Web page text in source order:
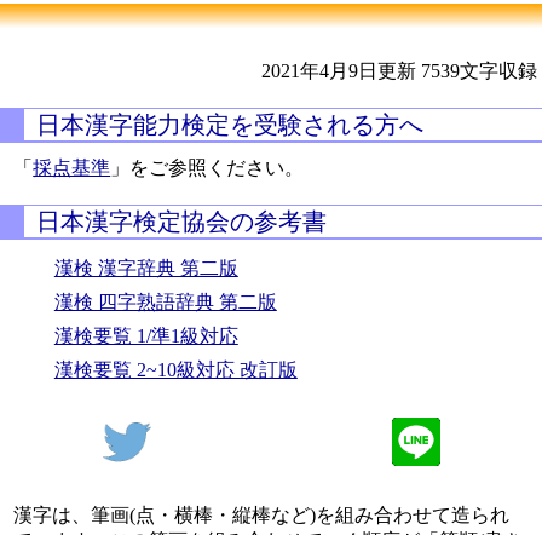
2021年4月9日更新 7539文字収録
日本漢字能力検定を受験される方へ
「採点基準 」をご参照ください。
日本漢字検定協会の参考書
漢検 漢字辞典 第二版
漢検 四字熟語辞典 第二版
漢検要覧 1/準1級対応
漢検要覧 2~10級対応 改訂版
漢字は、筆画(点・横棒・縦棒など)を組み合わせて造られ